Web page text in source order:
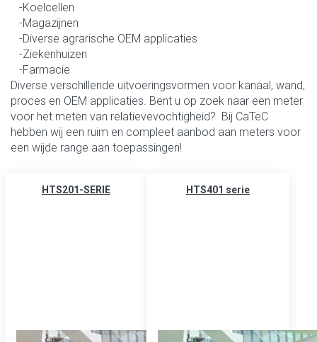
-Koelcellen
-Magazijnen
-Diverse agrarische OEM applicaties
-Ziekenhuizen
-Farmacie
Diverse verschillende uitvoeringsvormen voor kanaal, wand,
proces en OEM applicaties. Bent u op zoek naar een meter
voor het meten van relatievevochtigheid? Bij CaTeC
hebben wij een ruim en compleet aanbod aan meters voor
een wijde range aan toepassingen!
HTS201-SERIE HTS401 serie